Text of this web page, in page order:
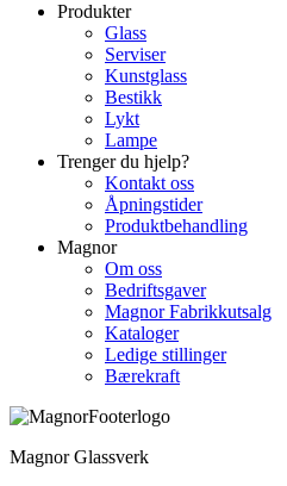
Produkter
Glass
Serviser
Kunstglass
Bestikk
Lykt
Lampe
Trenger du hjelp?
Kontakt oss
Åpningstider
Produktbehandling
Magnor
Om oss
Bedriftsgaver
Magnor Fabrikkutsalg
Kataloger
Ledige stillinger
Bærekraft
Magnor Glassverk